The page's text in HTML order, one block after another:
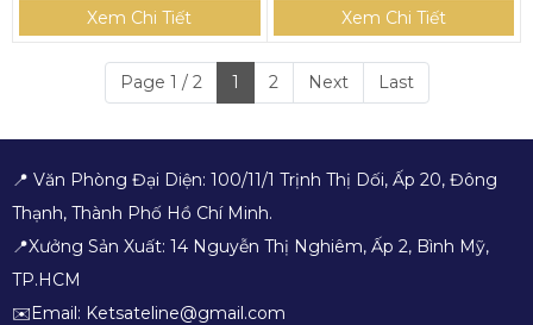
Xem Chi Tiết Xem Chi Tiết
Page 1 / 2 1 2 Next Last
📍 Văn Phòng Đại Diện: 100/11/1 Trịnh Thị Dối, Ấp 20, Đông
Thạnh, Thành Phố Hồ Chí Minh.
📍Xưởng Sản Xuất: 14 Nguyễn Thị Nghiêm, Ấp 2, Bình Mỹ,
TP.HCM
✉️Email: Ketsateline@gmail.com